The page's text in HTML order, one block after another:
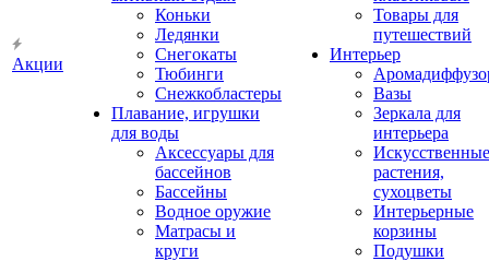
Акции
Коньки
Ледянки
Снегокаты
Тюбинги
Снежкобластеры
Плавание, игрушки
для воды
Аксессуары для
бассейнов
Бассейны
Водное оружие
Матрасы и
круги
Товары для
путешествий
Интерьер
Вазы
Зеркала для
интерьера
Искусственные
растения,
сухоцветы
Интерьерные
корзины
Подушки